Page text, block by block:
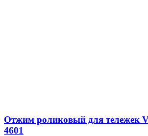
Отжим роликовый для тележек
4601